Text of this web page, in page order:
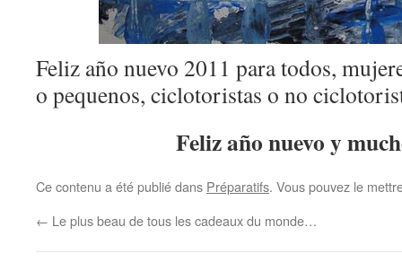
Feliz año nuevo 2011 para todos,
o pequenos, ciclotoristas o no
Feliz año nuevo y
Ce contenu a été publié dans Préparatifs. Vous pouvez le
← Le plus beau de tous les cadeaux du monde…